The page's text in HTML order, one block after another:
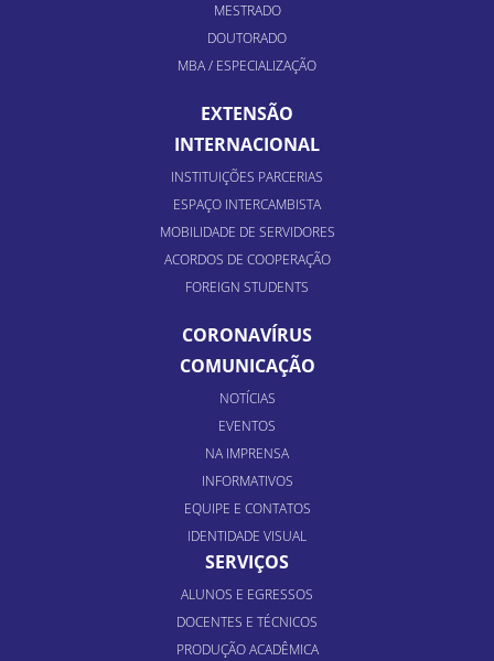
MESTRADO
DOUTORADO
MBA / ESPECIALIZAÇÃO
EXTENSÃO
INTERNACIONAL
INSTITUIÇÕES PARCERIAS
ESPAÇO INTERCAMBISTA
MOBILIDADE DE SERVIDORES
ACORDOS DE COOPERAÇÃO
FOREIGN STUDENTS
CORONAVÍRUS
COMUNICAÇÃO
NOTÍCIAS
EVENTOS
NA IMPRENSA
INFORMATIVOS
EQUIPE E CONTATOS
IDENTIDADE VISUAL
SERVIÇOS
ALUNOS E EGRESSOS
DOCENTES E TÉCNICOS
PRODUÇÃO ACADÊMICA